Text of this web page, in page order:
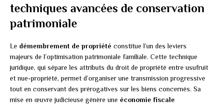
techniques avancées de conservation
patrimoniale
Le démembrement de propriété constitue l’un des leviers
majeurs de l’optimisation patrimoniale familiale. Cette technique
juridique, qui sépare les attributs du droit de propriété entre usufruit
et nue-propriété, permet d’organiser une transmission progressive
tout en conservant des prérogatives sur les biens concernés. Sa
mise en œuvre judicieuse génère une économie fiscale